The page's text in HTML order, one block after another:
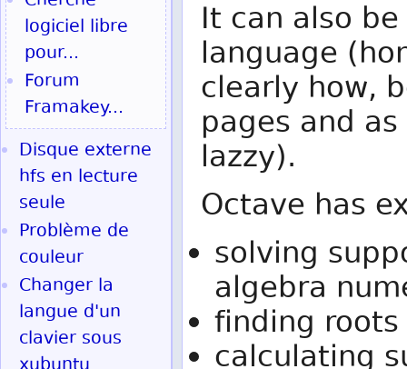
It can also
language
clearly how,
pages and
lazzy).
Octave has
solving
algebra
finding
calculating
logiciel libre
pour...
Forum
Framakey...
Disque externe
hfs en lecture
seule
Problème de
couleur
Changer la
langue d'un
clavier sous